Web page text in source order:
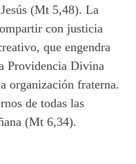
(Mt 5,48). La
con justicia
que engendra
Providencia Divina
organización fraterna.
de todas las
(Mt 6,34).